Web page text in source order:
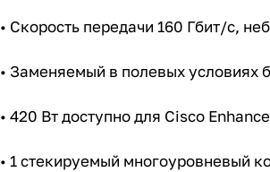
• Скорость передачи 160 Гбит/с,
• Заменяемый в полевых условиях
• 420 Вт доступно для Cisco
• 1 стекируемый многоуровневый